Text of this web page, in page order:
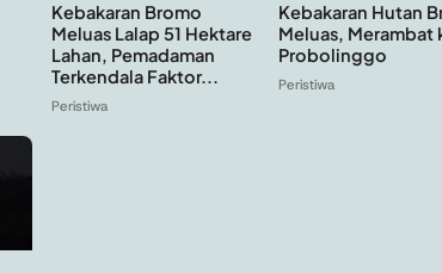
Kebakaran Bromo
Meluas Lalap 51 Hektare
Lahan, Pemadaman
Terkendala Faktor...
Peristiwa
Kebakaran Hutan
Meluas, Merambat
Probolinggo
Peristiwa